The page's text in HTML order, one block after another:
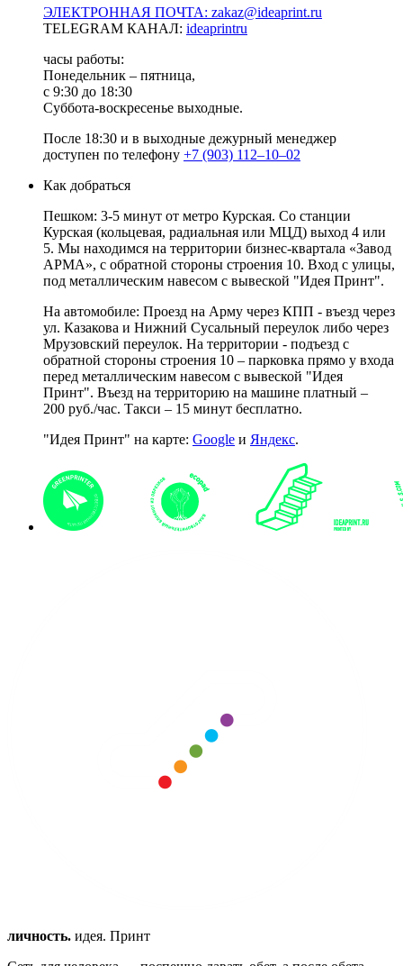
ЭЛЕКТРОННАЯ ПОЧТА: zakaz@ideaprint.ru
TELEGRAM КАНАЛ: ideaprintru
часы работы:
Понедельник – пятница,
с 9:30 до 18:30
Суббота-воскресенье выходные.
После 18:30 и в выходные дежурный менеджер
доступен по телефону +7 (903) 112–10–02
Как добраться
Пешком: 3-5 минут от метро Курская. Со станции
Курская (кольцевая, радиальная или МЦД) выход 4 или
5. Мы находимся на территории бизнес-квартала «Завод
АРМА», с обратной стороны строения 10. Вход с улицы,
под металлическим навесом с вывеской "Идея Принт".
На автомобиле: Проезд на Арму через КПП - въезд через
ул. Казакова и Нижний Сусальный переулок либо через
Мрузовский переулок. На территории - подъезд с
обратной стороны строения 10 – парковка прямо у входа
перед металлическим навесом с вывеской "Идея
Принт". Въезд на территорию на машине платный –
200 руб./час. Такси – 15 минут бесплатно.
"Идея Принт" на карте: Google и Яндекс.
личность. идея. Принт